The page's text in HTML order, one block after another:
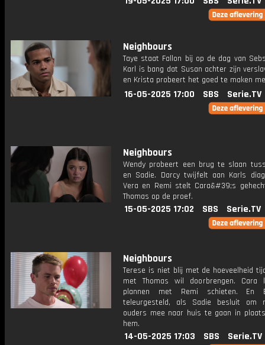
Neighbours
Taye staat Fallon bij op de dag van
Karl is bang dat Susan achter zijn
en Krista probeert het goed te maken
16-05-2025 17:00 SBS Serie.TV
Neighbours
Wendy probeert een brug te slaan
en Sadie. Darcy twijfelt aan Karls
Vera en Remi stelt Cara&#39;s
Thomas op de proef.
15-05-2025 17:02 SBS Serie.TV
Neighbours
Terese is niet blij met de hoeveelheid
met Thomas wil doorbrengen. Cara
plannen met Remi schieten. En
teleurgesteld, als Sadie besluit om
ouders mee naar huis te gaan in
hem.
14-05-2025 17:03 SBS Serie.TV